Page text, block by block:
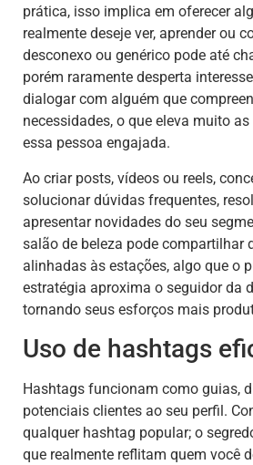
prática, isso implica em oferecer
realmente deseje ver, aprender ou
desconexo ou genérico pode até
porém raramente desperta
dialogar com alguém que
necessidades, o que eleva muito
essa pessoa engajada.
Ao criar posts, vídeos ou reels,
solucionar dúvidas frequentes,
apresentar novidades do seu
salão de beleza pode compartilhar
alinhadas às estações, algo que o
estratégia aproxima o seguidor da
tornando seus esforços mais
Uso de hashtags
Hashtags funcionam como guias,
potenciais clientes ao seu perfil.
qualquer hashtag popular; o
que realmente reflitam quem você